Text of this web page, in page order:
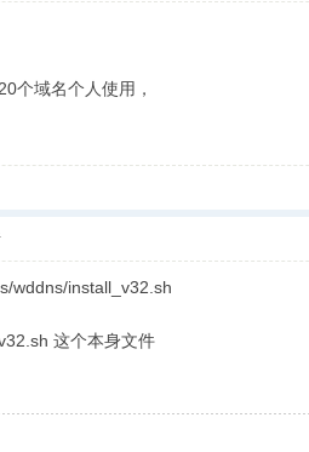
个域名个人使用，
wddns/install_v32.sh
这个本身文件